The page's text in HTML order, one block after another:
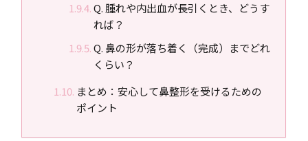
Q. 腫れや内出血が長引くとき、どうす
れば？
Q. 鼻の形が落ち着く（完成）までどれ
くらい？
まとめ：安心して鼻整形を受けるための
ポイント